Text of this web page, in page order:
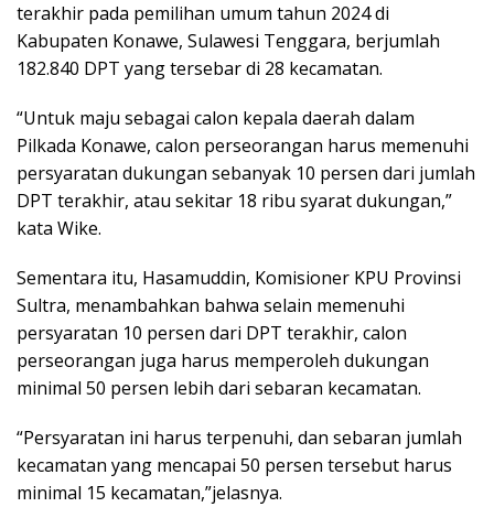
terakhir pada pemilihan umum tahun 2024 di
Kabupaten Konawe, Sulawesi Tenggara, berjumlah
182.840 DPT yang tersebar di 28 kecamatan.
“Untuk maju sebagai calon kepala daerah dalam
Pilkada Konawe, calon perseorangan harus memenuhi
persyaratan dukungan sebanyak 10 persen dari jumlah
DPT terakhir, atau sekitar 18 ribu syarat dukungan,”
kata Wike.
Sementara itu, Hasamuddin, Komisioner KPU Provinsi
Sultra, menambahkan bahwa selain memenuhi
persyaratan 10 persen dari DPT terakhir, calon
perseorangan juga harus memperoleh dukungan
minimal 50 persen lebih dari sebaran kecamatan.
“Persyaratan ini harus terpenuhi, dan sebaran jumlah
kecamatan yang mencapai 50 persen tersebut harus
minimal 15 kecamatan,”jelasnya.